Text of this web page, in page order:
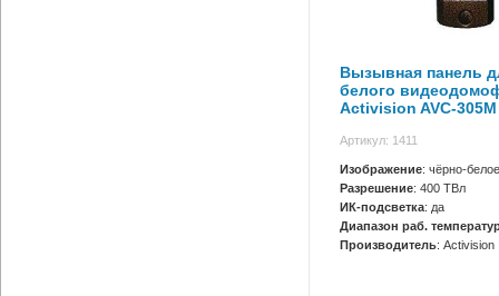
Вызывная панель
белого
Activision AVC-305M
Артикул: 1411
Изображение: чёрно-белое
Разрешение: 400 ТВл
ИК-подсветка: да
Диапазон раб.
Производитель: Activision